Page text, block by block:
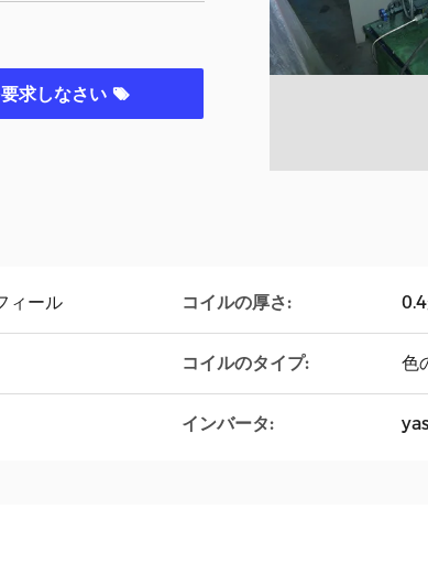
求しなさい
ィール コイルの厚さ:
コイルのタイプ: 色
インバータ: